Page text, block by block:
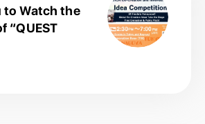
to Watch the
“QUEST